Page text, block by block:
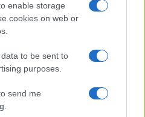
enable storage
cookies on web or
to be sent to
purposes.
send me
spirale? È giunto il
posizione: o si
di diventare un
recitano indisturbati.
Successiva
Foto al semaforo a